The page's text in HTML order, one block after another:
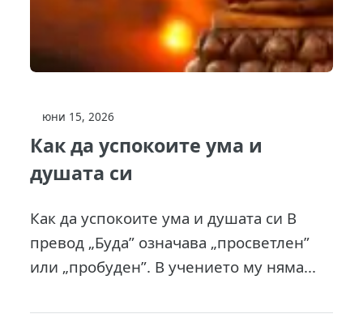
юни 15, 2026
Как да успокоите ума и
душата си
Как да успокоите ума и душата си В
превод „Буда” означава „просветлен”
или „пробуден”. В учението му няма...